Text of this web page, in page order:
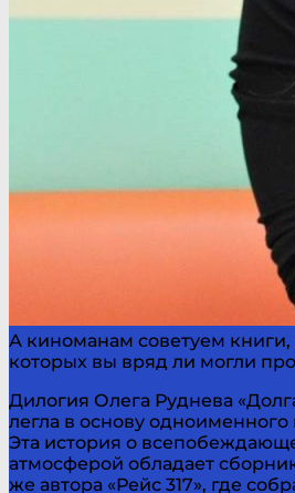
А киноманам советуем
которых вы вряд ли могли
Дилогия Олега Руднева
легла в основу одноименного
Эта история о
атмосферой обладает
же автора «Рейс 317», где